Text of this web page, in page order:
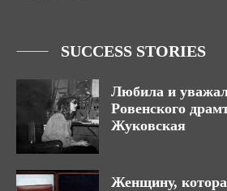
SUCCESS STORIES
Любила и
Ровенского
Жуковская
Женщину,